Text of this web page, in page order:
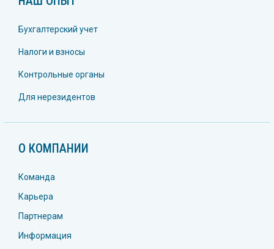
О КОМПАНИИ
Команда
Карьера
Партнерам
Информация
Бухгалтерский учет
Налоги и взносы
Контрольные органы
Для нерезидентов